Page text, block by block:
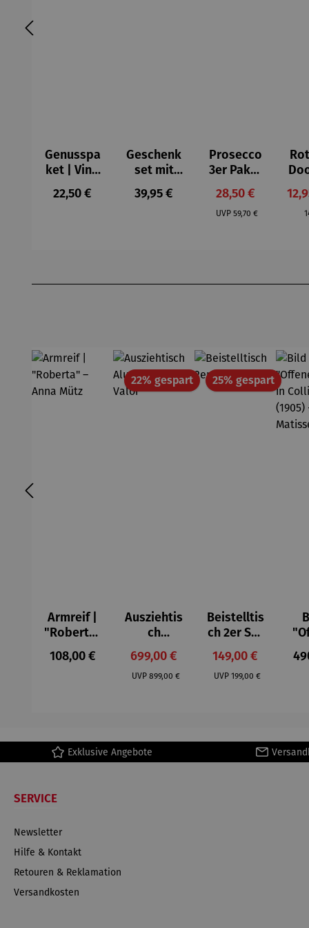
Genusspa
ket | Vino
y Olivas
Regulärer Preis:
22,50 €
Geschenk
set mit
Rotwein |
Schlaraffe
Regulärer Preis:
39,95 €
Prosecco
3er Paket
| Bio
Prosecco
DOC
Verkaufspreis:
28,50 €
UVP Regulärer Preis:
59,70 €
Armreif |
"Roberta"
– Anna
Mütz
Regulärer Preis:
108,00 €
22% gespartRabatt
Ausziehtis
ch
Aluminium
– Valor
Verkaufspreis:
699,00 €
UVP Regulärer Preis:
899,00 €
25% gespartRabatt
Beistelltis
ch 2er Set
– Dalias
Verkaufspreis:
149,00 €
UVP Regulärer Preis:
199,00 €
Exklusive Angebote
SERVICE
Newsletter
Hilfe & Kontakt
Retouren & Reklamation
Versandkosten